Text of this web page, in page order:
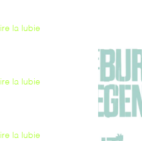
lire la lubie
lire la lubie
lire la lubie